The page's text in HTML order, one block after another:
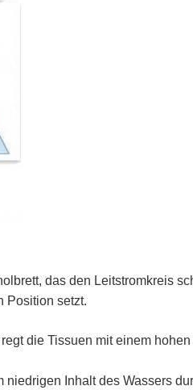
das den Leitstromkreis
Position setzt.
die Tissuen mit einem
Inhalt des Wassers